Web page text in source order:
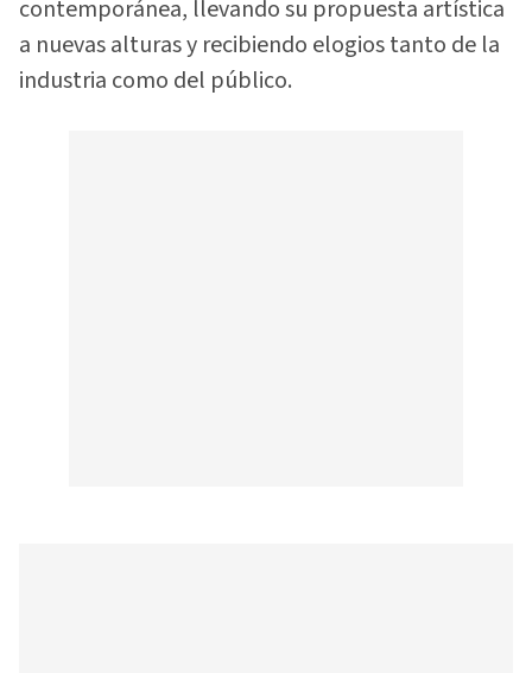
contemporánea, llevando su propuesta artística
a nuevas alturas y recibiendo elogios tanto de la
industria como del público.